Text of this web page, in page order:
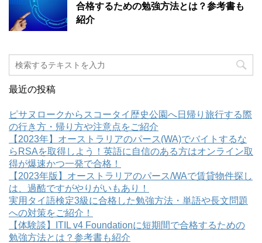
合格するための勉強方法とは？参考書も
紹介
最近の投稿
ピサヌロークからスコータイ歴史公園へ日帰り旅行する際
の行き方・帰り方や注意点をご紹介
【2023年】オーストラリアのパース(WA)でバイトするな
らRSAを取得しよう！英語に自信のある方はオンライン取
得が爆速かつ一発で合格！
【2023年版】オーストラリアのパース/WAで賃貸物件探し
は、過酷ですがやりがいもあり！
実用タイ語検定3級に合格した勉強方法・単語や長文問題
への対策をご紹介！
【体験談】ITIL v4 Foundationに短期間で合格するための
勉強方法とは？参考書も紹介